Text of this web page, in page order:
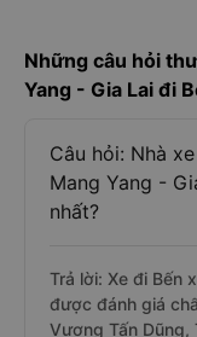
Những câu hỏi
Yang - Gia Lai đi
Câu hỏi: Nhà
Mang Yang -
nhất?
Trả lời: Xe đi Bến
được đánh giá
Vương Tấn Dũng,